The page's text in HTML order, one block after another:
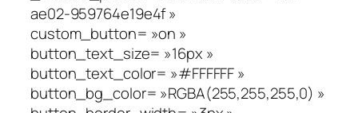
ae02-959764e19e4f »
custom_button= »on »
button_text_size= »16px »
button_text_color= »#FFFFFF »
button_bg_color= »RGBA(255,255,255,0) »